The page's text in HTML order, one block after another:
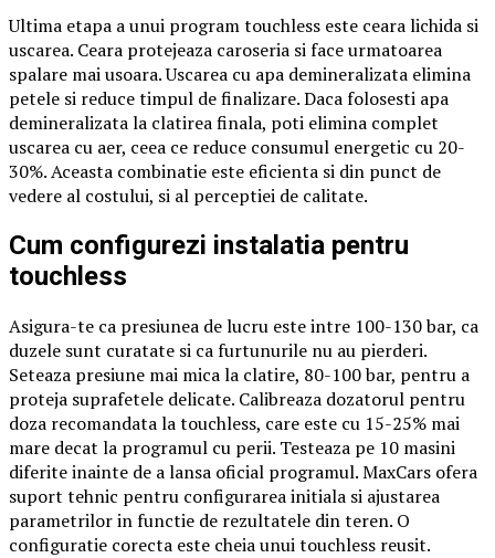
Ultima etapa a unui program touchless este ceara lichida si
uscarea. Ceara protejeaza caroseria si face urmatoarea
spalare mai usoara. Uscarea cu apa demineralizata elimina
petele si reduce timpul de finalizare. Daca folosesti apa
demineralizata la clatirea finala, poti elimina complet
uscarea cu aer, ceea ce reduce consumul energetic cu 20-
30%. Aceasta combinatie este eficienta si din punct de
vedere al costului, si al perceptiei de calitate.
Cum configurezi instalatia pentru
touchless
Asigura-te ca presiunea de lucru este intre 100-130 bar, ca
duzele sunt curatate si ca furtunurile nu au pierderi.
Seteaza presiune mai mica la clatire, 80-100 bar, pentru a
proteja suprafetele delicate. Calibreaza dozatorul pentru
doza recomandata la touchless, care este cu 15-25% mai
mare decat la programul cu perii. Testeaza pe 10 masini
diferite inainte de a lansa oficial programul. MaxCars ofera
suport tehnic pentru configurarea initiala si ajustarea
parametrilor in functie de rezultatele din teren. O
configuratie corecta este cheia unui touchless reusit.